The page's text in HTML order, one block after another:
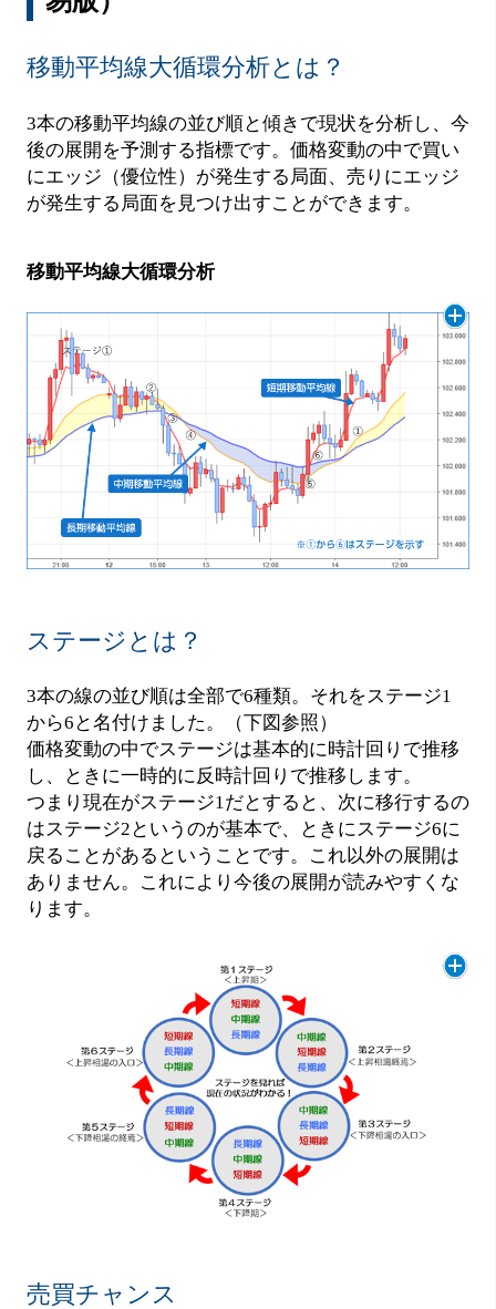
移動平均線大循環分析とは？
3本の移動平均線の並び順と傾きで現状を分析し、今
後の展開を予測する指標です。価格変動の中で買い
にエッジ（優位性）が発生する局面、売りにエッジ
が発生する局面を見つけ出すことができます。
移動平均線大循環分析
ステージとは？
3本の線の並び順は全部で6種類。それをステージ1
から6と名付けました。（下図参照）
価格変動の中でステージは基本的に時計回りで推移
し、ときに一時的に反時計回りで推移します。
つまり現在がステージ1だとすると、次に移行するの
はステージ2というのが基本で、ときにステージ6に
戻ることがあるということです。これ以外の展開は
ありません。これにより今後の展開が読みやすくな
ります。
売買チャンス